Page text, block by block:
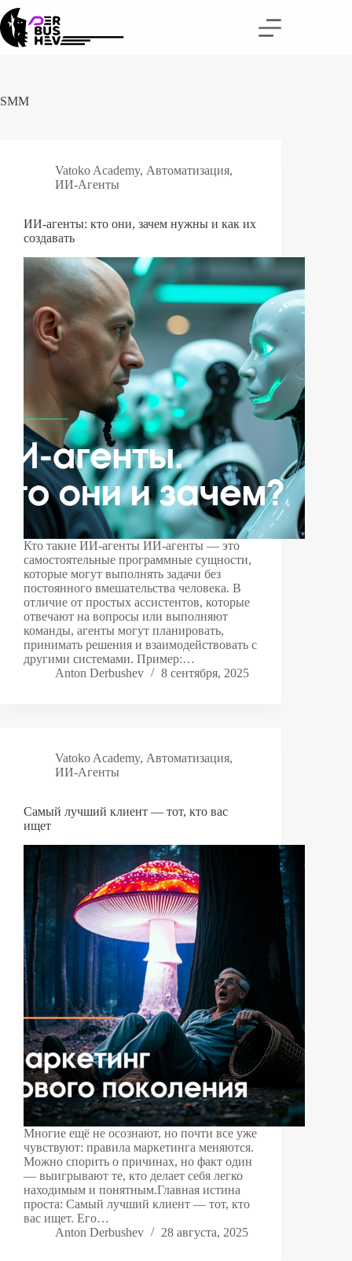
Перейти
к
сути
SMM
Vatoko Academy, Автоматизация,
ИИ-Агенты
ИИ-агенты: кто они, зачем нужны и как их
создавать
Кто такие ИИ-агенты ИИ-агенты — это
самостоятельные программные сущности,
которые могут выполнять задачи без
постоянного вмешательства человека. В
отличие от простых ассистентов, которые
отвечают на вопросы или выполняют
команды, агенты могут планировать,
принимать решения и взаимодействовать с
другими системами. Пример:…
Anton Derbushev
8 сентября, 2025
Vatoko Academy, Автоматизация,
ИИ-Агенты
Самый лучший клиент — тот, кто вас
ищет
Многие ещё не осознают, но почти все уже
чувствуют: правила маркетинга меняются.
Можно спорить о причинах, но факт один
— выигрывают те, кто делает себя легко
находимым и понятным.Главная истина
проста: Самый лучший клиент — тот, кто
вас ищет. Его…
Anton Derbushev
28 августа, 2025